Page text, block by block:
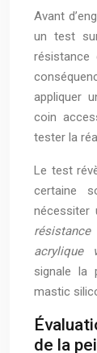
Avant
un test
résistance
appliquer
coin
tester la
Le test
certaine
nécessiter
acrylique
signale la
mastic
de la